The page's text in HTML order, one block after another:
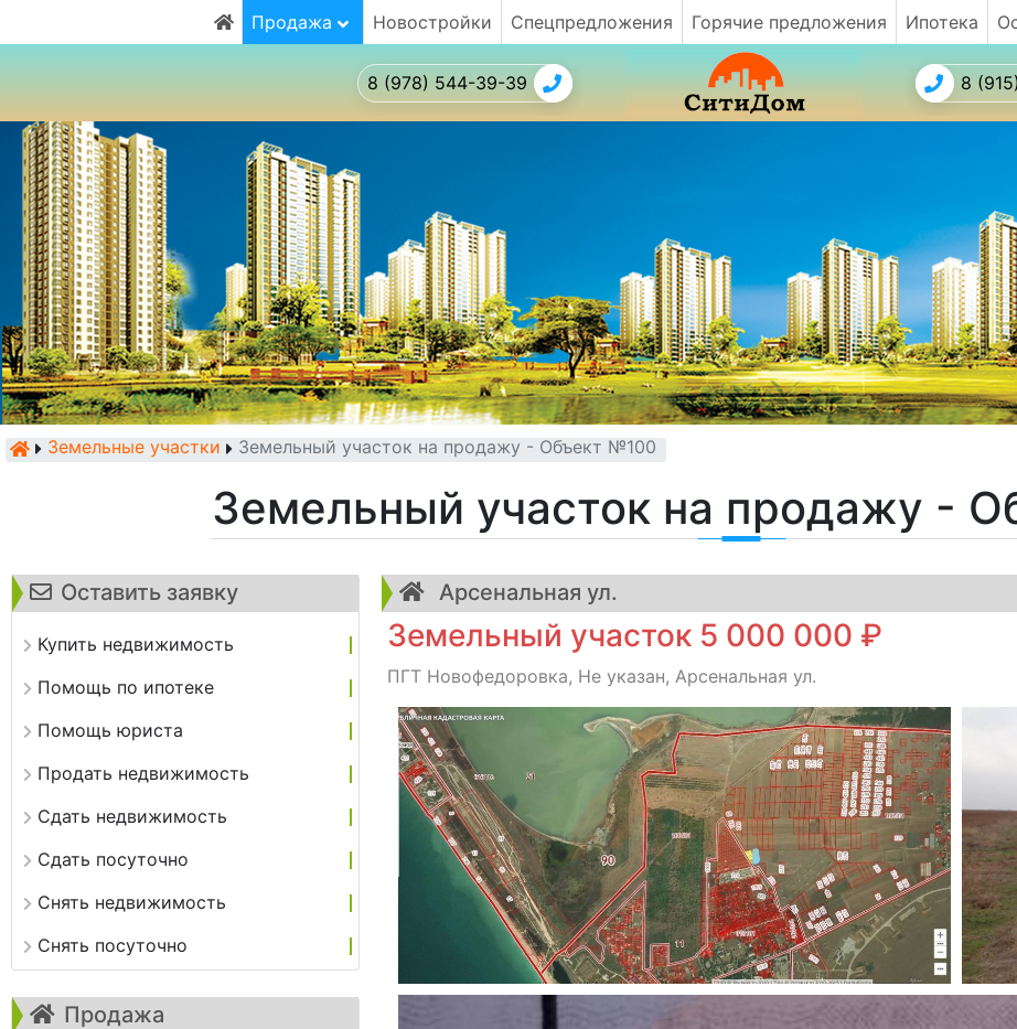
Продажа Новостройки Спецпредложения Горячие предложения Ипотека
8 (978) 544-39-39 8
Земельные участки Земельный участок на продажу - Объект №100
Земельный участок на продажу -
Оставить заявку
Купить недвижимость
Помощь по ипотеке
Помощь юриста
Продать недвижимость
Сдать недвижимость
Сдать посуточно
Снять недвижимость
Снять посуточно
Продажа
Арсенальная ул.
Земельный участок 5 000 000 ₽
ПГТ Новофедоровка, Не указан, Арсенальная ул.